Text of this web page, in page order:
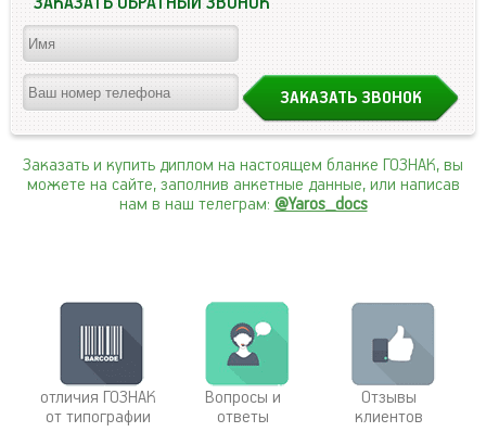
Заказать и купить диплом на настоящем бланке ГОЗНАК, вы
можете на сайте, заполнив анкетные данные, или написав
нам в наш телеграм: @Yaros_docs
отличия ГОЗНАК
от типографии
Вопросы и
ответы
Отзывы
клиентов